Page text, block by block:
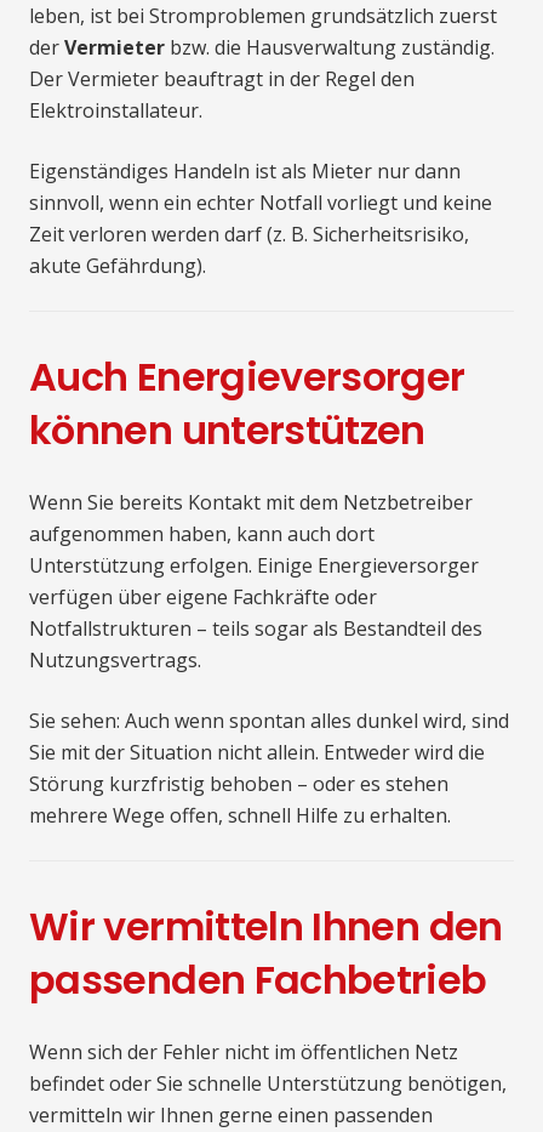
leben, ist bei Stromproblemen grundsätzlich zuerst
derVermieter bzw. die Hausverwaltung zuständig.
Der Vermieter beauftragt in der Regel den
Elektroinstallateur.
Eigenständiges Handeln ist als Mieter nur dann
sinnvoll, wenn ein echter Notfall vorliegt und keine
Zeit verloren werden darf (z. B. Sicherheitsrisiko,
akute Gefährdung).
Auch Energieversorger
können unterstützen
Wenn Sie bereits Kontakt mit dem Netzbetreiber
aufgenommen haben, kann auch dort
Unterstützung erfolgen. Einige Energieversorger
verfügen über eigene Fachkräfte oder
Notfallstrukturen – teils sogar als Bestandteil des
Nutzungsvertrags.
Sie sehen: Auch wenn spontan alles dunkel wird, sind
Sie mit der Situation nicht allein. Entweder wird die
Störung kurzfristig behoben – oder es stehen
mehrere Wege offen, schnell Hilfe zu erhalten.
Wir vermitteln Ihnen den
passenden Fachbetrieb
Wenn sich der Fehler nicht im öffentlichen Netz
befindet oder Sie schnelle Unterstützung benötigen,
vermitteln wir Ihnen gerne einen passenden